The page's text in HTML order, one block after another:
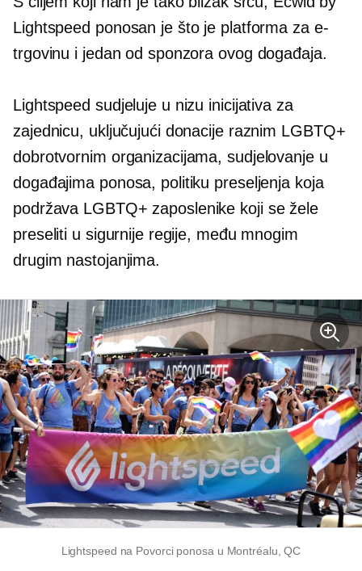
Lightspeed ponosan je što je platforma za e-
trgovinu i jedan od sponzora ovog događaja.
Lightspeed sudjeluje u nizu inicijativa za
zajednicu, uključujući donacije raznim LGBTQ+
dobrotvornim organizacijama, sudjelovanje u
događajima ponosa, politiku preseljenja koja
podržava LGBTQ+ zaposlenike koji se žele
preseliti u sigurnije regije, među mnogim
drugim nastojanjima.
Lightspeed na Povorci ponosa u Montréalu, QC